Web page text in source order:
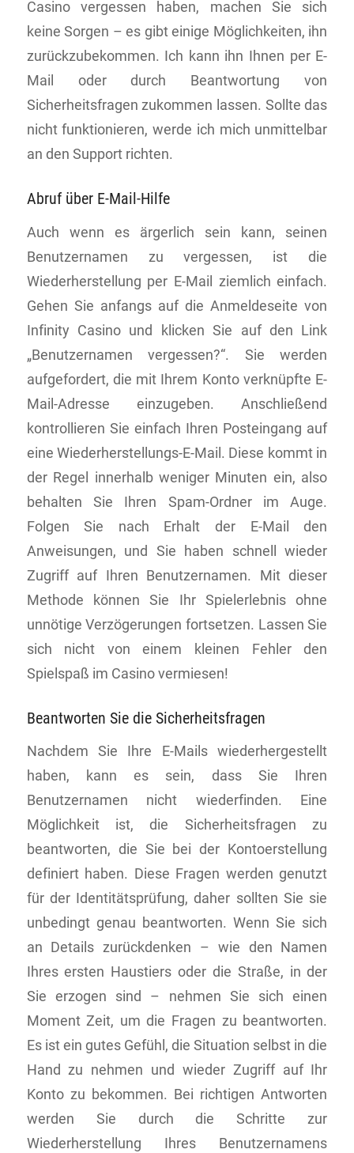
Casino vergessen haben, machen Sie sich
keine Sorgen – es gibt einige Möglichkeiten, ihn
zurückzubekommen. Ich kann ihn Ihnen per E-
Mail oder durch Beantwortung von
Sicherheitsfragen zukommen lassen. Sollte das
nicht funktionieren, werde ich mich unmittelbar
an den Support richten.
Abruf über E-Mail-Hilfe
Auch wenn es ärgerlich sein kann, seinen
Benutzernamen zu vergessen, ist die
Wiederherstellung per E-Mail ziemlich einfach.
Gehen Sie anfangs auf die Anmeldeseite von
Infinity Casino und klicken Sie auf den Link
„Benutzernamen vergessen?“. Sie werden
aufgefordert, die mit Ihrem Konto verknüpfte E-
Mail-Adresse einzugeben. Anschließend
kontrollieren Sie einfach Ihren Posteingang auf
eine Wiederherstellungs-E-Mail. Diese kommt in
der Regel innerhalb weniger Minuten ein, also
behalten Sie Ihren Spam-Ordner im Auge.
Folgen Sie nach Erhalt der E-Mail den
Anweisungen, und Sie haben schnell wieder
Zugriff auf Ihren Benutzernamen. Mit dieser
Methode können Sie Ihr Spielerlebnis ohne
unnötige Verzögerungen fortsetzen. Lassen Sie
sich nicht von einem kleinen Fehler den
Spielspaß im Casino vermiesen!
Beantworten Sie die Sicherheitsfragen
Nachdem Sie Ihre E-Mails wiederhergestellt
haben, kann es sein, dass Sie Ihren
Benutzernamen nicht wiederfinden. Eine
Möglichkeit ist, die Sicherheitsfragen zu
beantworten, die Sie bei der Kontoerstellung
definiert haben. Diese Fragen werden genutzt
für der Identitätsprüfung, daher sollten Sie sie
unbedingt genau beantworten. Wenn Sie sich
an Details zurückdenken – wie den Namen
Ihres ersten Haustiers oder die Straße, in der
Sie erzogen sind – nehmen Sie sich einen
Moment Zeit, um die Fragen zu beantworten.
Es ist ein gutes Gefühl, die Situation selbst in die
Hand zu nehmen und wieder Zugriff auf Ihr
Konto zu bekommen. Bei richtigen Antworten
werden Sie durch die Schritte zur
Wiederherstellung Ihres Benutzernamens